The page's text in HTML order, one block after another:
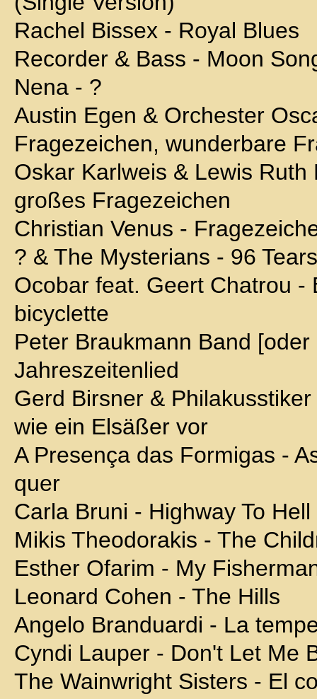
Rachel Bissex - Royal Blues
Recorder & Bass - Moon
Nena - ?
Austin Egen & Orchester
Fragezeichen, wunderbare
Oskar Karlweis & Lewis
großes Fragezeichen
Christian Venus -
? & The Mysterians - 96 Tears
Ocobar feat. Geert Chatrou -
bicyclette
Peter Braukmann Band
Jahreszeitenlied
Gerd Birsner &
wie ein Elsäßer vor
A Presença das Formigas -
quer
Carla Bruni - Highway To Hell
Mikis Theodorakis - The
Esther Ofarim - My
Leonard Cohen - The Hills
Angelo Branduardi - La
Cyndi Lauper - Don't Let Me
The Wainwright Sisters - El